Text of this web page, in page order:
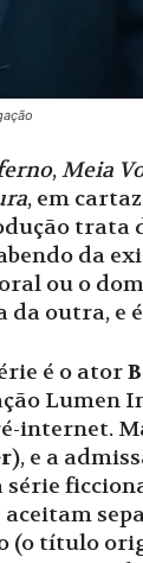
,Meia
, em
trata
da
ou o
outra, e
é o ator
Lumen
internet.
), e a
série
(o título